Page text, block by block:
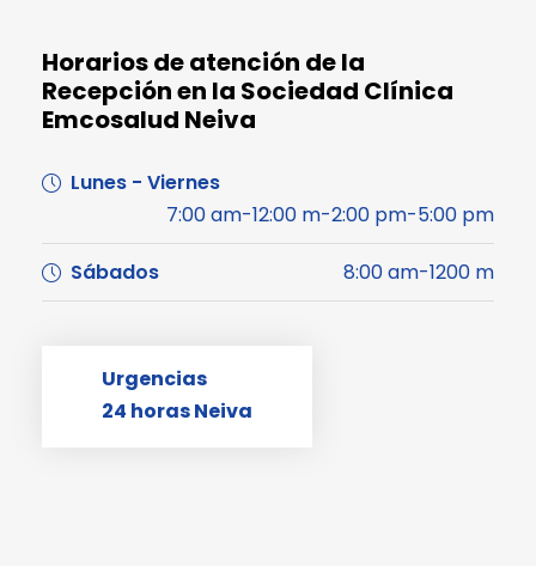
Horarios de atención de la
Recepción en la Sociedad Clínica
Emcosalud Neiva
Lunes - Viernes
7:00 am-12:00 m-2:00 pm-5:00 pm
Sábados 8:00 am-1200 m
Urgencias
24 horas Neiva